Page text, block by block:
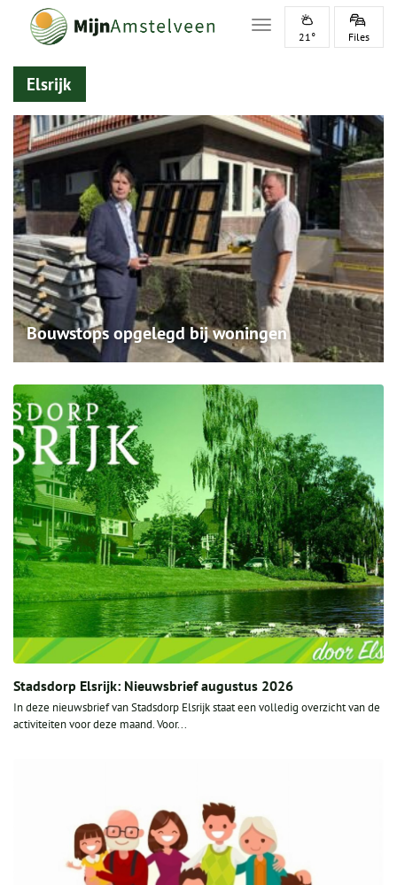
Toggle navigation
21° Files
Elsrijk
Bouwstops opgelegd bij woningen
Stadsdorp Elsrijk: Nieuwsbrief augustus 2026
In deze nieuwsbrief van Stadsdorp Elsrijk staat een volledig overzicht van de
activiteiten voor deze maand. Voor...